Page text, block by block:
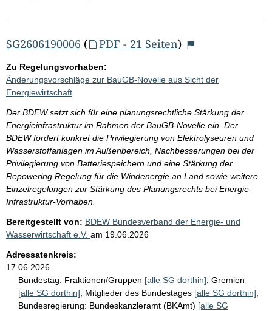
SG2606190006 ( PDF - 21 Seiten)
Zu Regelungsvorhaben:
Änderungsvorschläge zur BauGB-Novelle aus Sicht der
Energiewirtschaft
Der BDEW setzt sich für eine planungsrechtliche Stärkung der
Energieinfrastruktur im Rahmen der BauGB-Novelle ein. Der
BDEW fordert konkret die Privilegierung von Elektrolyseuren und
Wasserstoffanlagen im Außenbereich, Nachbesserungen bei der
Privilegierung von Batteriespeichern und eine Stärkung der
Repowering Regelung für die Windenergie an Land sowie weitere
Einzelregelungen zur Stärkung des Planungsrechts bei Energie-
Infrastruktur-Vorhaben.
Bereitgestellt von: BDEW Bundesverband der Energie- und
Wasserwirtschaft e.V. am 19.06.2026
Adressatenkreis:
17.06.2026
Bundestag: Fraktionen/Gruppen [alle SG dorthin]; Gremien
[alle SG dorthin]; Mitglieder des Bundestages [alle SG dorthin];
Bundesregierung: Bundeskanzleramt (BKAmt) [alle SG